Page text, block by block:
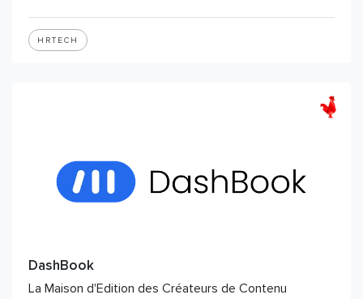
HRTECH
DashBook
La Maison d'Edition des Créateurs de Contenu